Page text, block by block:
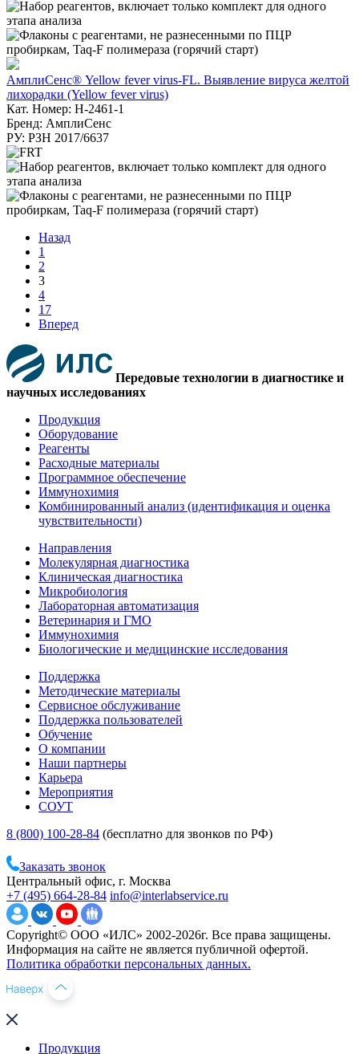
АмплиСенс® Yellow fever virus-FL. Выявление вируса желтой
лихорадки (Yellow fever virus)
Кат. Номер: H-2461-1
Бренд: АмплиСенс
РУ: РЗН 2017/6637
Назад
1
2
3
4
17
Вперед
Передовые технологии в диагностике и
научных исследованиях
Продукция
Оборудование
Реагенты
Расходные материалы
Программное обеспечение
Иммунохимия
Комбинированный анализ (идентификация и оценка
чувствительности)
Направления
Молекулярная диагностика
Клиническая диагностика
Микробиология
Лабораторная автоматизация
Ветеринария и ГМО
Иммунохимия
Биологические и медицинские исследования
Поддержка
Методические материалы
Сервисное обслуживание
Поддержка пользователей
Обучение
О компании
Наши партнеры
Карьера
Мероприятия
СОУТ
8 (800) 100-28-84 (бесплатно для звонков по РФ)
Заказать звонок
Центральный офис, г. Москва
+7 (495) 664-28-84 info@interlabservice.ru
Copyright© ООО «ИЛС» 2002-2026г. Все права защищены.
Информация на сайте не является публичной офертой.
Политика обработки персональных данных.
Продукция